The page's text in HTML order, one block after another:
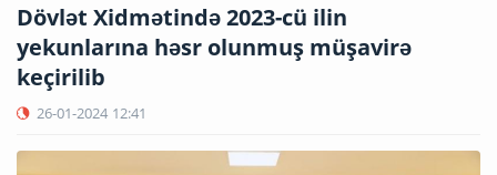
Dövlət Xidmətində 2023-cü ilin
yekunlarına həsr olunmuş müşavirə
keçirilib
26-01-2024 12:41